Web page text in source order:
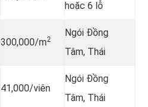
hoặc 6 lỗ
300,000/m2
Ngói Đồng
Tâm, Thái
41,000/viên
Ngói Đồng
Tâm, Thái